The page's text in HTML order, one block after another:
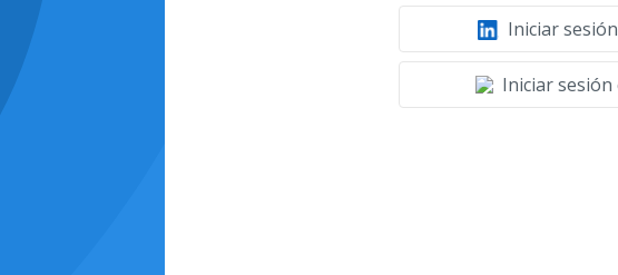
Iniciar
Iniciar sesión